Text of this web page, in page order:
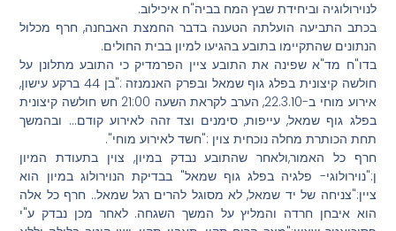
לנוירולוגיה וביחידת שבץ המח בביה"ח איכילוב.
בכתב התביעה הועלתה הטענה בדבר החמצת האבחנה, חרף מכלול
הנתונים שהתקיימו בתובע בהגיעו למיון בבית החולים.
בדו"ח מד"א שפינה את התובע ציין הפרמדיק כי התובע מתלונן על
חולשה קיצונית בפלג גוף שמאל ובפרק האנמנזה :"בן 44 ברקע עישון,
אירוע מוחי ב-22.3.10, הערב לקראת השעה 21:00 חש חולשה קיצונית
בפלג גוף שמאל, עייפות, סימנים וצד זהה לאירוע קודם… ובהמשך
תחת הכותרת מחלה נוכחית צוין :"חשד לאירוע מוחי".
חרף כל האמור,ולאחר שהתובע נבדק במיון, צוין בתעודת המיון
ן:"נוירולוגי- פלגיה בפלג גוף שמאל" בבדיקת הנוירולוג במיון הוא
ציין:"צניחה של יד שמאל, לא מסוגל להרים רגל שמאל.. חרף כל אלה
הוא איבחן חרדה והמליץ על המשך השגחה. לאחר מכן נבדק ע"י